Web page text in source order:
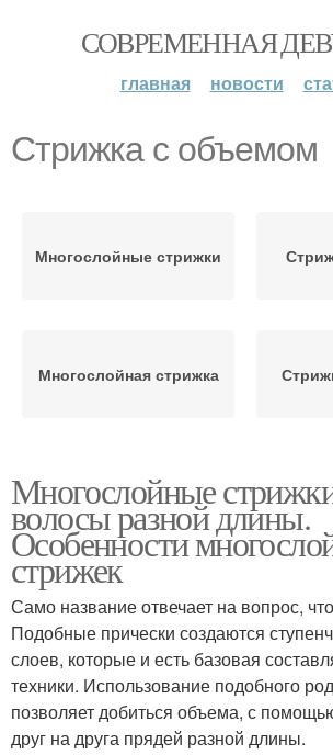
СОВРЕМЕННАЯ
главная новости
Стрижка с объемом
Многослойные стрижки
Многослойная стрижка
Стрижка на кудрявые
волосы
Стрижки на вьющиеся
волосы
Стрижки для длинных
волос
Многослойные
волосы разной длины.
Особенности
стрижек
Само название отвечает на вопрос,
Подобные прически создаются
слоев, которые и есть базовая
техники. Использование подобного
позволяет добиться объема, с
друг на друга прядей разной длины.